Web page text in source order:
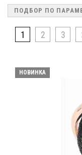
ПОДБОР ПО
1 2 3
НОВИНКА